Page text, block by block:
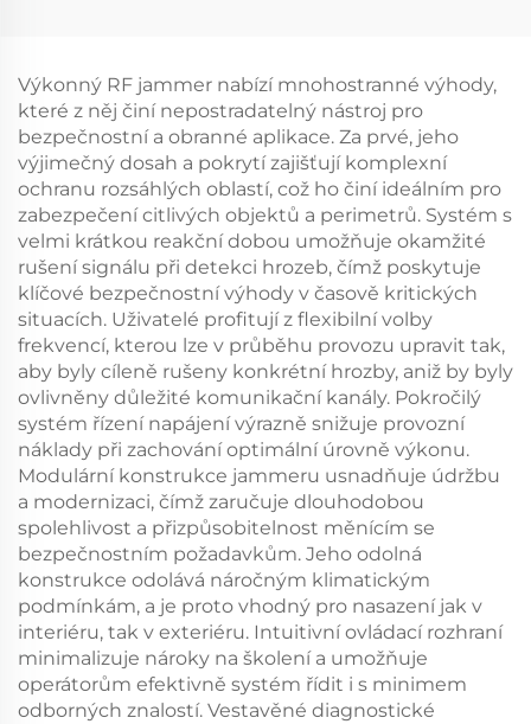
Výkonný RF jammer nabízí mnohostranné výhody,
které z něj činí nepostradatelný nástroj pro
bezpečnostní a obranné aplikace. Za prvé, jeho
výjimečný dosah a pokrytí zajišťují komplexní
ochranu rozsáhlých oblastí, což ho činí ideálním pro
zabezpečení citlivých objektů a perimetrů. Systém s
velmi krátkou reakční dobou umožňuje okamžité
rušení signálu při detekci hrozeb, čímž poskytuje
klíčové bezpečnostní výhody v časově kritických
situacích. Uživatelé profitují z flexibilní volby
frekvencí, kterou lze v průběhu provozu upravit tak,
aby byly cíleně rušeny konkrétní hrozby, aniž by byly
ovlivněny důležité komunikační kanály. Pokročilý
systém řízení napájení výrazně snižuje provozní
náklady při zachování optimální úrovně výkonu.
Modulární konstrukce jammeru usnadňuje údržbu
a modernizaci, čímž zaručuje dlouhodobou
spolehlivost a přizpůsobitelnost měnícím se
bezpečnostním požadavkům. Jeho odolná
konstrukce odolává náročným klimatickým
podmínkám, a je proto vhodný pro nasazení jak v
interiéru, tak v exteriéru. Intuitivní ovládací rozhraní
minimalizuje nároky na školení a umožňuje
operátorům efektivně systém řídit i s minimem
odborných znalostí. Vestavěné diagnostické